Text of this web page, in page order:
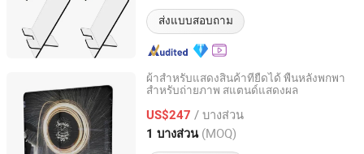
ส่งแบบสอบถาม
ผ้าสำหรับแสดงสินค้าที่ยืดได้ พื้นหลังพกพา
สำหรับถ่ายภาพ สแตนด์แสดงผล
US$247 / บางส่วน
1 บางส่วน (MOQ)
Hefei Jingyi Image Printing Co., Ltd.
Anhui, China อัตราจาก 2015